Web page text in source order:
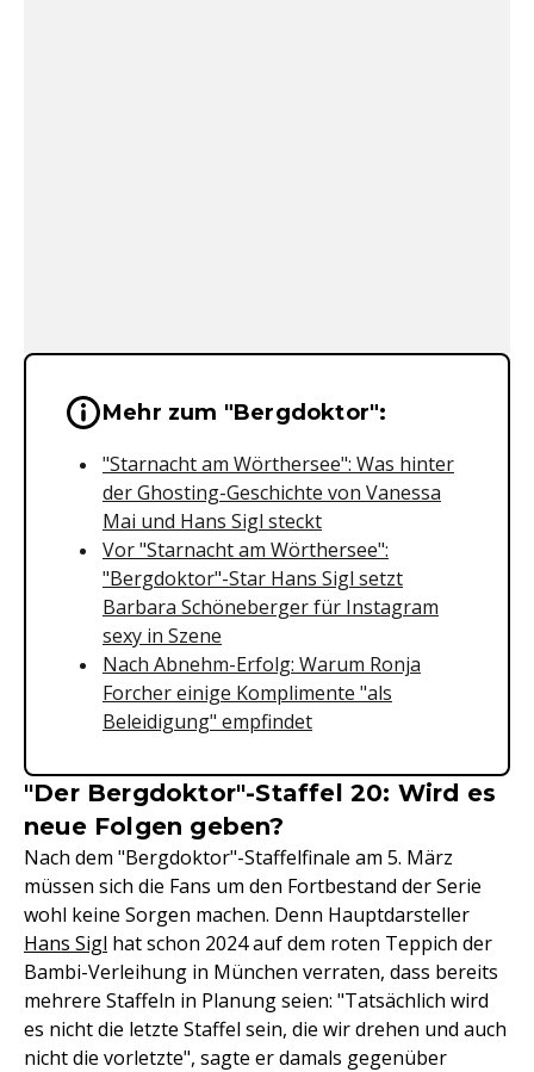
Wichtige Hinweise &
Mehr zum "Bergdoktor":
"Starnacht am Wörthersee": Was hinter
der Ghosting-Geschichte von Vanessa
Mai und Hans Sigl steckt
Vor "Starnacht am Wörthersee":
"Bergdoktor"-Star Hans Sigl setzt
Barbara Schöneberger für Instagram
sexy in Szene
Nach Abnehm-Erfolg: Warum Ronja
Forcher einige Komplimente "als
Beleidigung" empfindet
"Der Bergdoktor"-Staffel 20: Wird es
neue Folgen geben?
Nach dem "Bergdoktor"-Staffelfinale am 5. März
müssen sich die Fans um den Fortbestand der Serie
wohl keine Sorgen machen. Denn Hauptdarsteller
Hans Sigl hat schon 2024 auf dem roten Teppich der
Bambi-Verleihung in München verraten, dass bereits
mehrere Staffeln in Planung seien: "Tatsächlich wird
es nicht die letzte Staffel sein, die wir drehen und auch
nicht die vorletzte", sagte er damals gegenüber